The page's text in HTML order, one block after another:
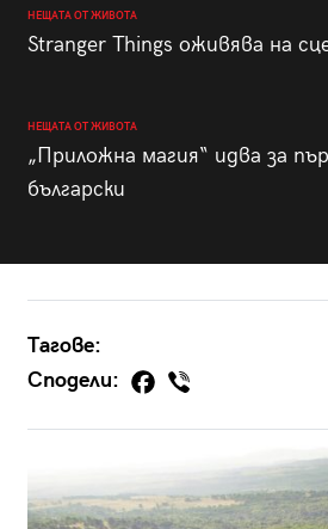
НЕЩАТА ОТ ЖИВОТА
Stranger Things оживява на
НЕЩАТА ОТ ЖИВОТА
„Приложна магия“ идва за
български
Тагове:
Сподели: